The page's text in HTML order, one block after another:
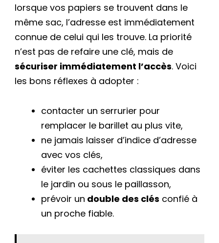
lorsque vos papiers se trouvent dans le
même sac, l’adresse est immédiatement
connue de celui qui les trouve. La priorité
n’est pas de refaire une clé, mais de
sécuriser immédiatement l’accès. Voici
les bons réflexes à adopter :
contacter un serrurier pour
remplacer le barillet au plus vite,
ne jamais laisser d’indice d’adresse
avec vos clés,
éviter les cachettes classiques dans
le jardin ou sous le paillasson,
prévoir un double des clés confié à
un proche fiable.